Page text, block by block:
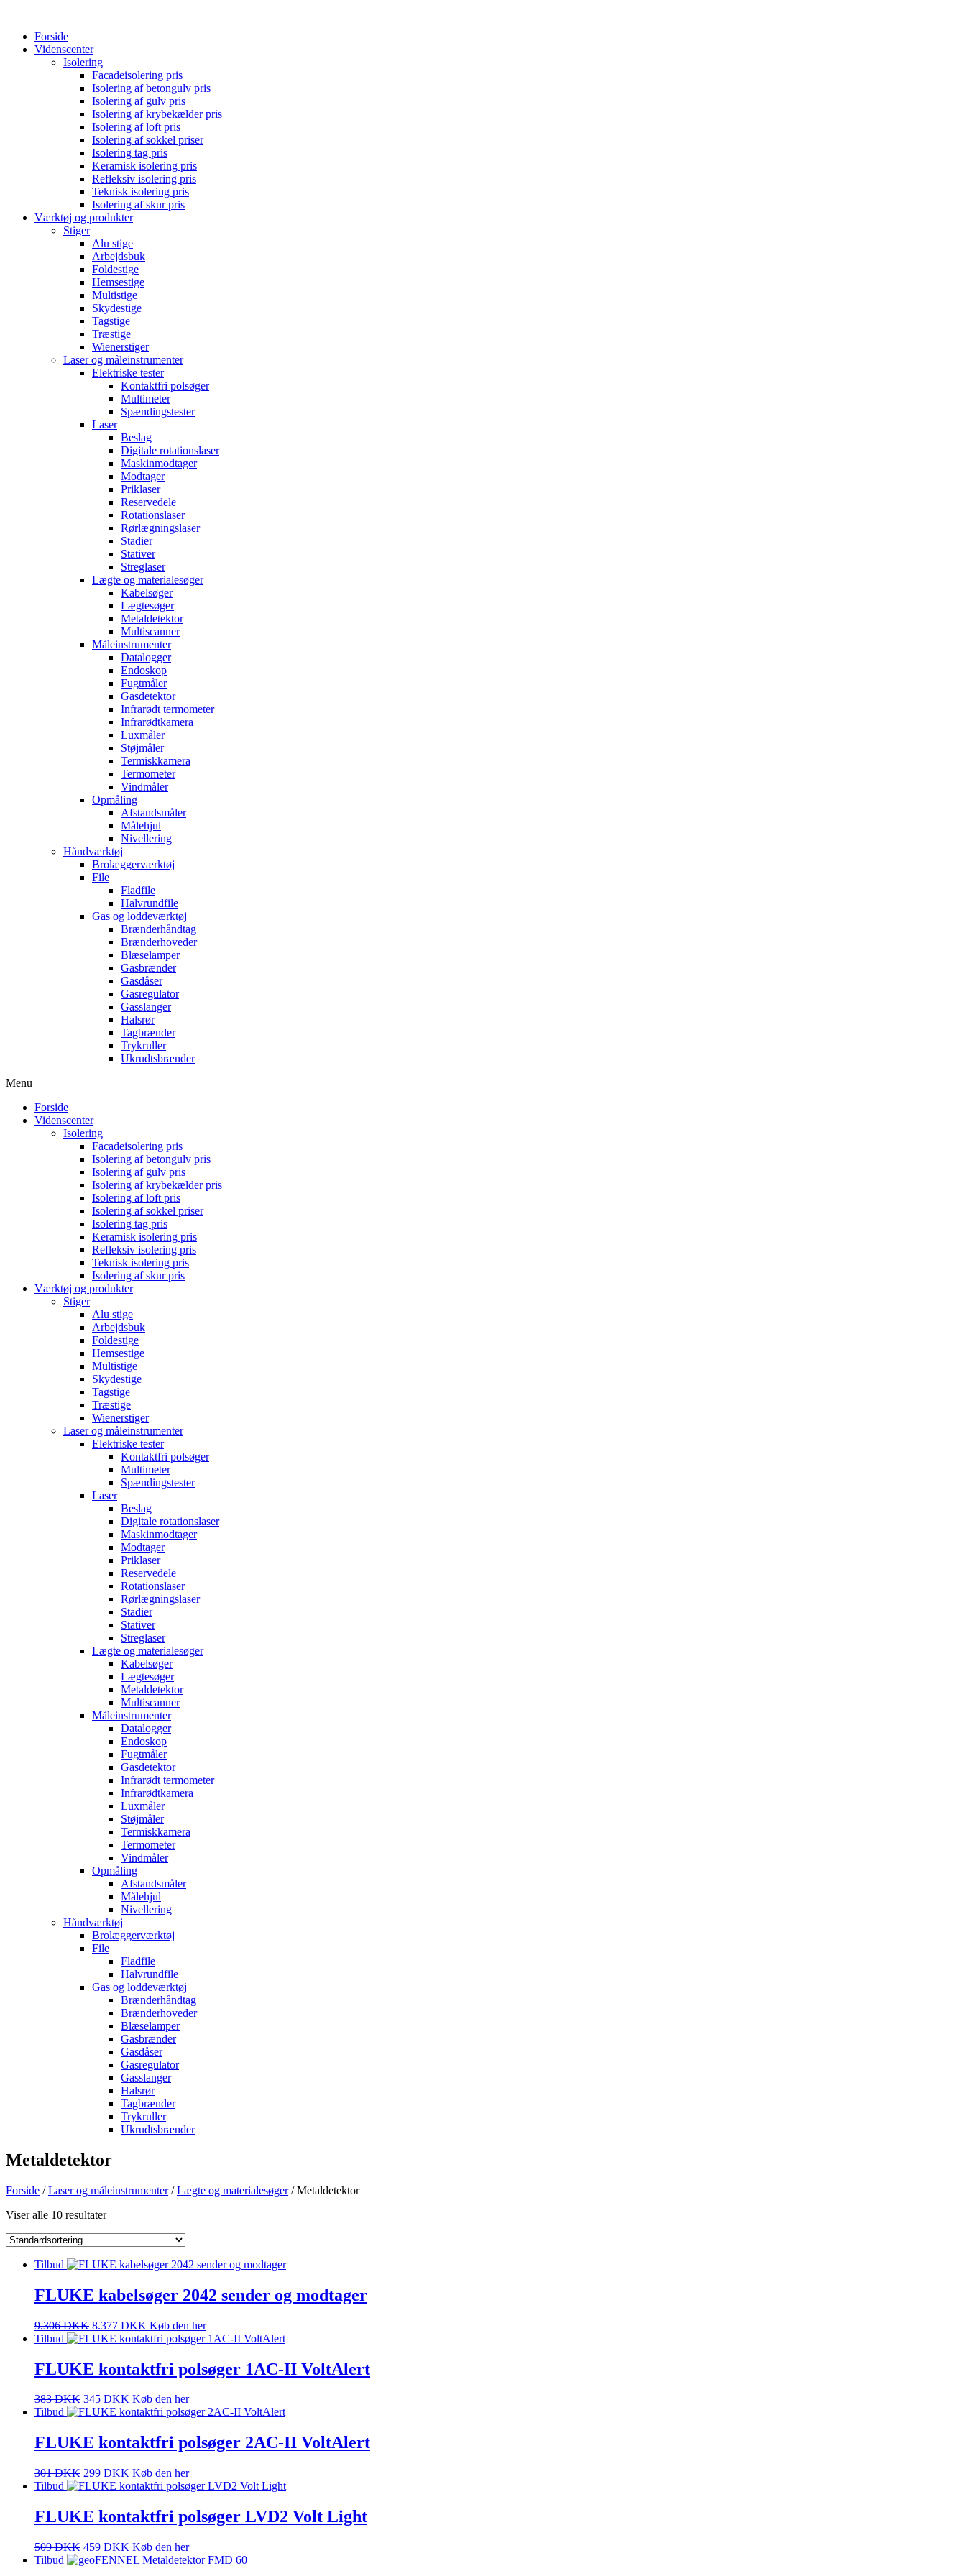
Forside
Videnscenter
Isolering
Facadeisolering pris
Isolering af betongulv pris
Isolering af gulv pris
Isolering af krybekælder pris
Isolering af loft pris
Isolering af sokkel priser
Isolering tag pris
Keramisk isolering pris
Refleksiv isolering pris
Teknisk isolering pris
Isolering af skur pris
Værktøj og produkter
Stiger
Alu stige
Arbejdsbuk
Foldestige
Hemsestige
Multistige
Skydestige
Tagstige
Træstige
Wienerstiger
Laser og måleinstrumenter
Elektriske tester
Kontaktfri polsøger
Multimeter
Spændingstester
Laser
Beslag
Digitale rotationslaser
Maskinmodtager
Modtager
Priklaser
Reservedele
Rotationslaser
Rørlægningslaser
Stadier
Stativer
Streglaser
Lægte og materialesøger
Kabelsøger
Lægtesøger
Metaldetektor
Multiscanner
Måleinstrumenter
Datalogger
Endoskop
Fugtmåler
Gasdetektor
Infrarødt termometer
Infrarødtkamera
Luxmåler
Støjmåler
Termiskkamera
Termometer
Vindmåler
Opmåling
Afstandsmåler
Målehjul
Nivellering
Håndværktøj
Brolæggerværktøj
File
Fladfile
Halvrundfile
Gas og loddeværktøj
Brænderhåndtag
Brænderhoveder
Blæselamper
Gasbrænder
Gasdåser
Gasregulator
Gasslanger
Halsrør
Tagbrænder
Trykruller
Ukrudtsbrænder
Menu
Forside
Videnscenter
Isolering
Facadeisolering pris
Isolering af betongulv pris
Isolering af gulv pris
Isolering af krybekælder pris
Isolering af loft pris
Isolering af sokkel priser
Isolering tag pris
Keramisk isolering pris
Refleksiv isolering pris
Teknisk isolering pris
Isolering af skur pris
Værktøj og produkter
Stiger
Alu stige
Arbejdsbuk
Foldestige
Hemsestige
Multistige
Skydestige
Tagstige
Træstige
Wienerstiger
Laser og måleinstrumenter
Elektriske tester
Kontaktfri polsøger
Multimeter
Spændingstester
Laser
Beslag
Digitale rotationslaser
Maskinmodtager
Modtager
Priklaser
Reservedele
Rotationslaser
Rørlægningslaser
Stadier
Stativer
Streglaser
Lægte og materialesøger
Kabelsøger
Lægtesøger
Metaldetektor
Multiscanner
Måleinstrumenter
Datalogger
Endoskop
Fugtmåler
Gasdetektor
Infrarødt termometer
Infrarødtkamera
Luxmåler
Støjmåler
Termiskkamera
Termometer
Vindmåler
Opmåling
Afstandsmåler
Målehjul
Nivellering
Håndværktøj
Brolæggerværktøj
File
Fladfile
Halvrundfile
Gas og loddeværktøj
Brænderhåndtag
Brænderhoveder
Blæselamper
Gasbrænder
Gasdåser
Gasregulator
Gasslanger
Halsrør
Tagbrænder
Trykruller
Ukrudtsbrænder
Metaldetektor
Forside /Laser og måleinstrumenter/Lægte og materialesøger/ Metaldetektor
Viser alle 10 resultater
Tilbud
FLUKE kabelsøger 2042 sender og modtager
9.306DKK 8.377 DKK Køb den her
Tilbud
FLUKE kontaktfri polsøger 1AC-II VoltAlert
383DKK 345 DKK Køb den her
Tilbud
FLUKE kontaktfri polsøger 2AC-II VoltAlert
301DKK 299 DKK Køb den her
Tilbud
FLUKE kontaktfri polsøger LVD2 Volt Light
509DKK 459 DKK Køb den her
Tilbud